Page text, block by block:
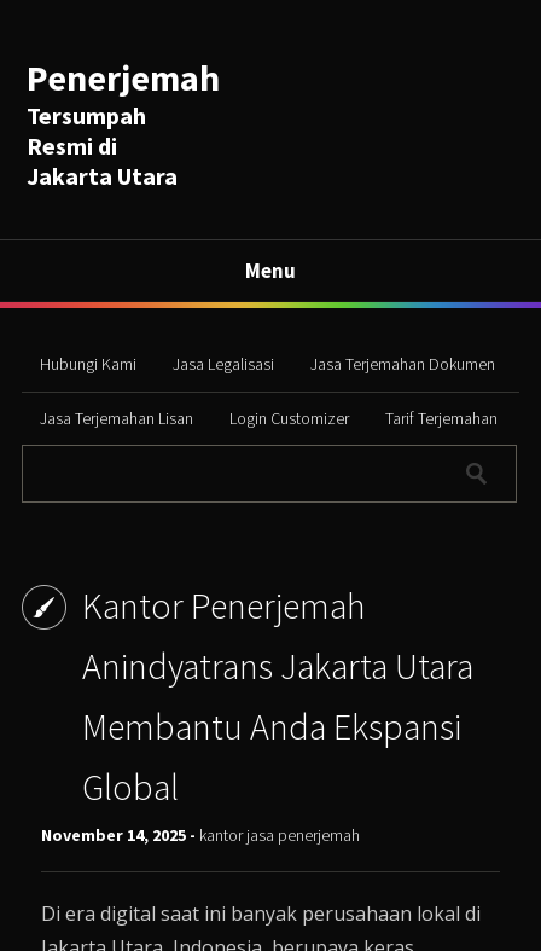
Penerjemah
Tersumpah
Resmi di
Jakarta Utara
Menu
Hubungi Kami Jasa Legalisasi Jasa Terjemahan Dokumen
Jasa Terjemahan Lisan Login Customizer Tarif Terjemahan
Kantor Penerjemah
Anindyatrans Jakarta Utara
Membantu Anda Ekspansi
Global
November 14, 2025 - kantor jasa penerjemah
Di era digital saat ini banyak perusahaan lokal di